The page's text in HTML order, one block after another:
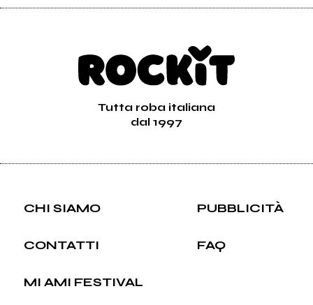
Tutta roba italiana
dal 1997
CHI SIAMO PUBBLICITÀ
CONTATTI FAQ
MI AMI FESTIVAL